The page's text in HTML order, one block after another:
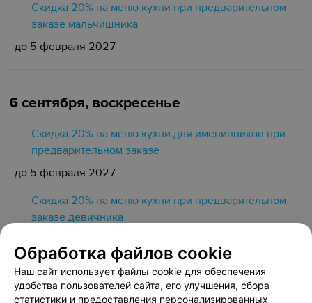
Скидка 20% на меню кухни при предварительном
заказе мальчишника
до 5 февраля 2027
6 сентября, воскресенье
Скидка 20% на меню кухни для именинников при
предварительном заказе
до 5 февраля 2027
Скидка 20% на меню кухни при предварительном
заказе девичника
Скидка 20% на меню кухни при предварительном
заказе мальчишника
Обработка файлов cookie
Наш сайт использует файлы cookie для обеспечения
удобства пользователей сайта, его улучшения, сбора
статистики и предоставления персонализированных